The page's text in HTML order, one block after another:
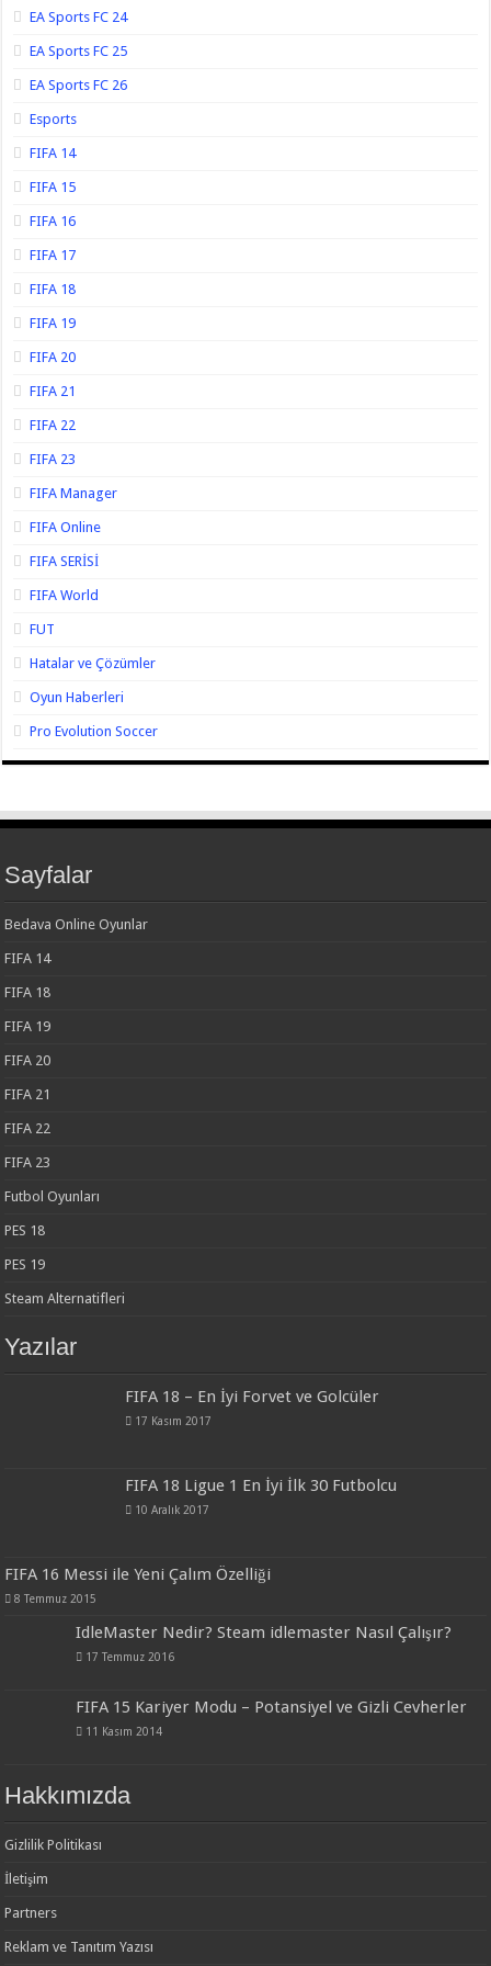
EA Sports FC 24
EA Sports FC 25
EA Sports FC 26
Esports
FIFA 14
FIFA 15
FIFA 16
FIFA 17
FIFA 18
FIFA 19
FIFA 20
FIFA 21
FIFA 22
FIFA 23
FIFA Manager
FIFA Online
FIFA SERİSİ
FIFA World
FUT
Hatalar ve Çözümler
Oyun Haberleri
Pro Evolution Soccer
Sayfalar
Bedava Online Oyunlar
FIFA 14
FIFA 18
FIFA 19
FIFA 20
FIFA 21
FIFA 22
FIFA 23
Futbol Oyunları
PES 18
PES 19
Steam Alternatifleri
Yazılar
FIFA 18 – En İyi Forvet ve Golcüler
17 Kasım 2017
FIFA 18 Ligue 1 En İyi İlk 30 Futbolcu
10 Aralık 2017
FIFA 16 Messi ile Yeni Çalım Özelliği
8 Temmuz 2015
IdleMaster Nedir? Steam idlemaster Nasıl Çalışır?
17 Temmuz 2016
FIFA 15 Kariyer Modu – Potansiyel ve Gizli Cevherler
11 Kasım 2014
Hakkımızda
Gizlilik Politikası
İletişim
Partners
Reklam ve Tanıtım Yazısı